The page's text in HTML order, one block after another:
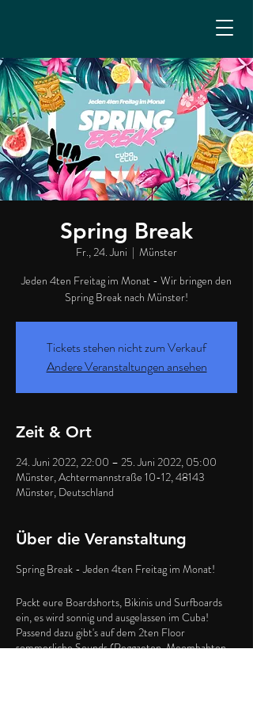
Spring Break
Fr., 24. Juni
  |
Münster
Jeden 4ten Freitag im Monat - Wir bringen den
Spring Break nach Münster!
Tickets stehen nicht zum Verkauf
Andere Veranstaltungen ansehen
Zeit & Ort
24. Juni 2022, 22:00 – 25. Juni 2022, 05:00
Münster, Achtermannstraße 10-12, 48143
Münster, Deutschland
Über die Veranstaltung
Spring Break - Jeden 4ten Freitag im Monat!
Packt eure Boardshorts, Bikinis und Surfboards
ein, es wird sonnig und ausgelassen im Cuba!
Passend dazu gibt's auf dem 2ten Floor
sommerliche Sounds (Reggaeton, Moombahton,